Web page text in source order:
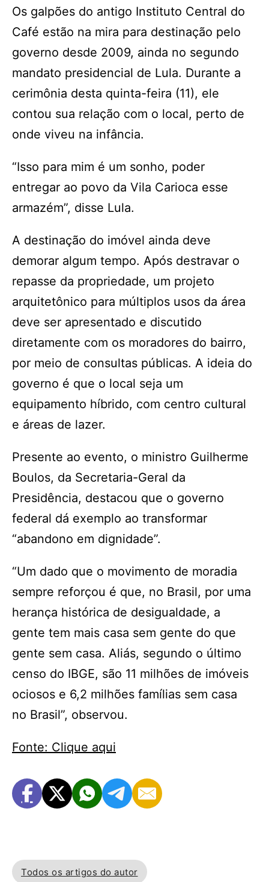
Os galpões do antigo Instituto Central do
Café estão na mira para destinação pelo
governo desde 2009, ainda no segundo
mandato presidencial de Lula. Durante a
cerimônia desta quinta-feira (11), ele
contou sua relação com o local, perto de
onde viveu na infância.
“Isso para mim é um sonho, poder
entregar ao povo da Vila Carioca esse
armazém”, disse Lula.
A destinação do imóvel ainda deve
demorar algum tempo. Após destravar o
repasse da propriedade, um projeto
arquitetônico para múltiplos usos da área
deve ser apresentado e discutido
diretamente com os moradores do bairro,
por meio de consultas públicas. A ideia do
governo é que o local seja um
equipamento híbrido, com centro cultural
e áreas de lazer.
Presente ao evento, o ministro Guilherme
Boulos, da Secretaria-Geral da
Presidência, destacou que o governo
federal dá exemplo ao transformar
“abandono em dignidade”.
“Um dado que o movimento de moradia
sempre reforçou é que, no Brasil, por uma
herança histórica de desigualdade, a
gente tem mais casa sem gente do que
gente sem casa. Aliás, segundo o último
censo do IBGE, são 11 milhões de imóveis
ociosos e 6,2 milhões famílias sem casa
no Brasil”, observou.
Fonte: Clique aqui
Todos os artigos do autor